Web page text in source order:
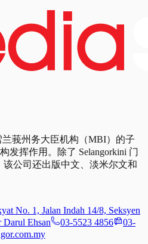
兰莪州务大臣机构（MBI）的子
发挥作用。除了 Selangorkini 门
该公司还出版中文、淡米尔文和
No. 1, Jalan Indah 14/8, Seksyen
Darul Ehsan
03-5523 4856
03-